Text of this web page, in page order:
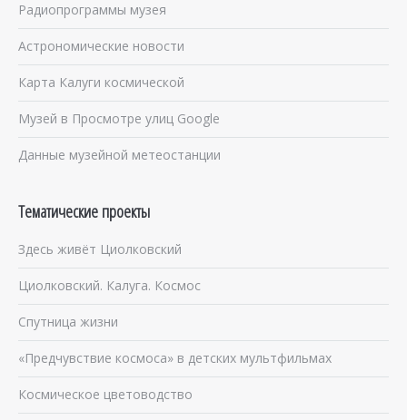
Радиопрограммы музея
Астрономические новости
Карта Калуги космической
Музей в Просмотре улиц Google
Данные музейной метеостанции
Тематические проекты
Здесь живёт Циолковский
Циолковский. Калуга. Космос
Спутница жизни
«Предчувствие космоса» в детских мультфильмах
Космическое цветоводство